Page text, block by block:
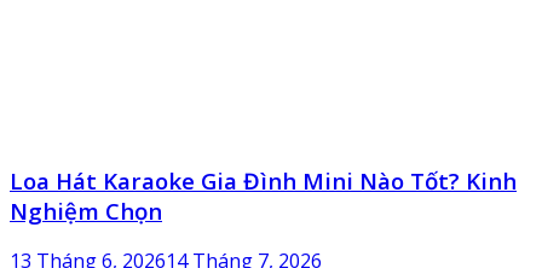
Loa Hát Karaoke Gia Đình Mini Nào Tốt? Kinh
Nghiệm Chọn
13 Tháng 6, 202614 Tháng 7, 2026